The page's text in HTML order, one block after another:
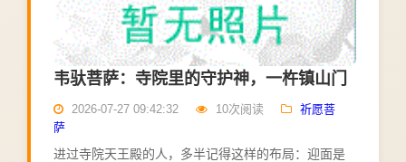
韦驮菩萨：寺院里的守护神，一杵镇山门
2026-07-27 09:42:32 10次阅读
祈愿菩
萨
进过寺院天王殿的人，多半记得这样的布局：迎面是